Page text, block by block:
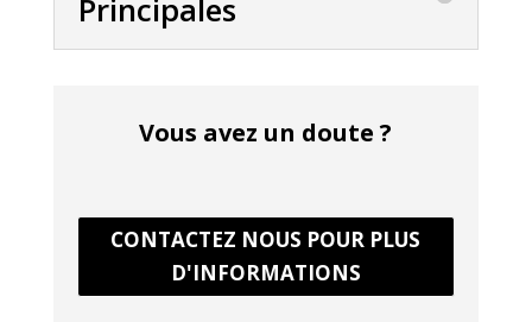
Principales
Vous avez un doute ?
CONTACTEZ NOUS POUR PLUS
D'INFORMATIONS